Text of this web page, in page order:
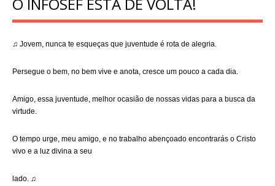
♫ Jovem, nunca te esqueças que juventude é rota de alegria.
Persegue o bem, no bem vive e anota, cresce um pouco a cada dia.
Amigo, essa juventude, melhor ocasião de nossas vidas para a busca da
virtude.
O tempo urge, meu amigo, e no trabalho abençoado encontrarás o Cristo
vivo e a luz divina a seu
lado. ♫